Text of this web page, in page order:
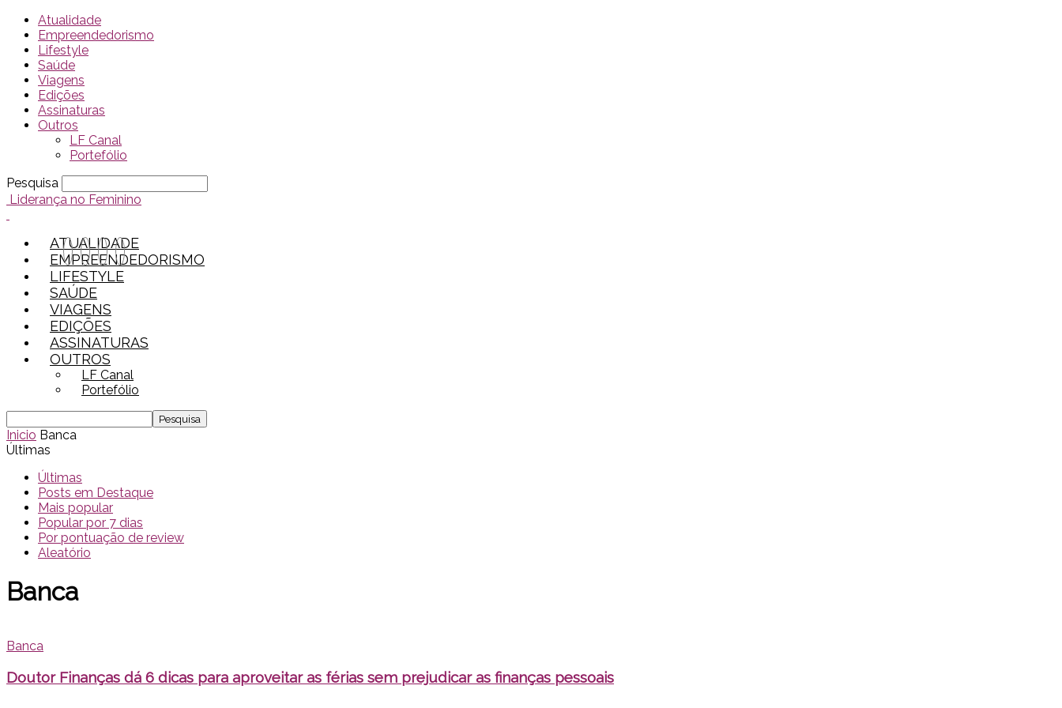
Atualidade
Empreendedorismo
Lifestyle
Saúde
Viagens
Edições
Assinaturas
Outros
LF Canal
Portefólio
Pesquisa
Liderança no Feminino
ATUALIDADE
EMPREENDEDORISMO
LIFESTYLE
SAÚDE
VIAGENS
EDIÇÕES
ASSINATURAS
OUTROS
LF Canal
Portefólio
Inicio Banca
Últimas
Últimas
Posts em Destaque
Mais popular
Popular por 7 dias
Por pontuação de review
Aleatório
Banca
Banca
Doutor Finanças dá 6 dicas para aproveitar as férias sem prejudicar as finanças pessoais